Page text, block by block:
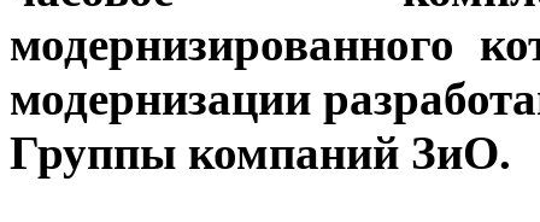
модернизированного
модернизации
Группы компаний ЗиО.